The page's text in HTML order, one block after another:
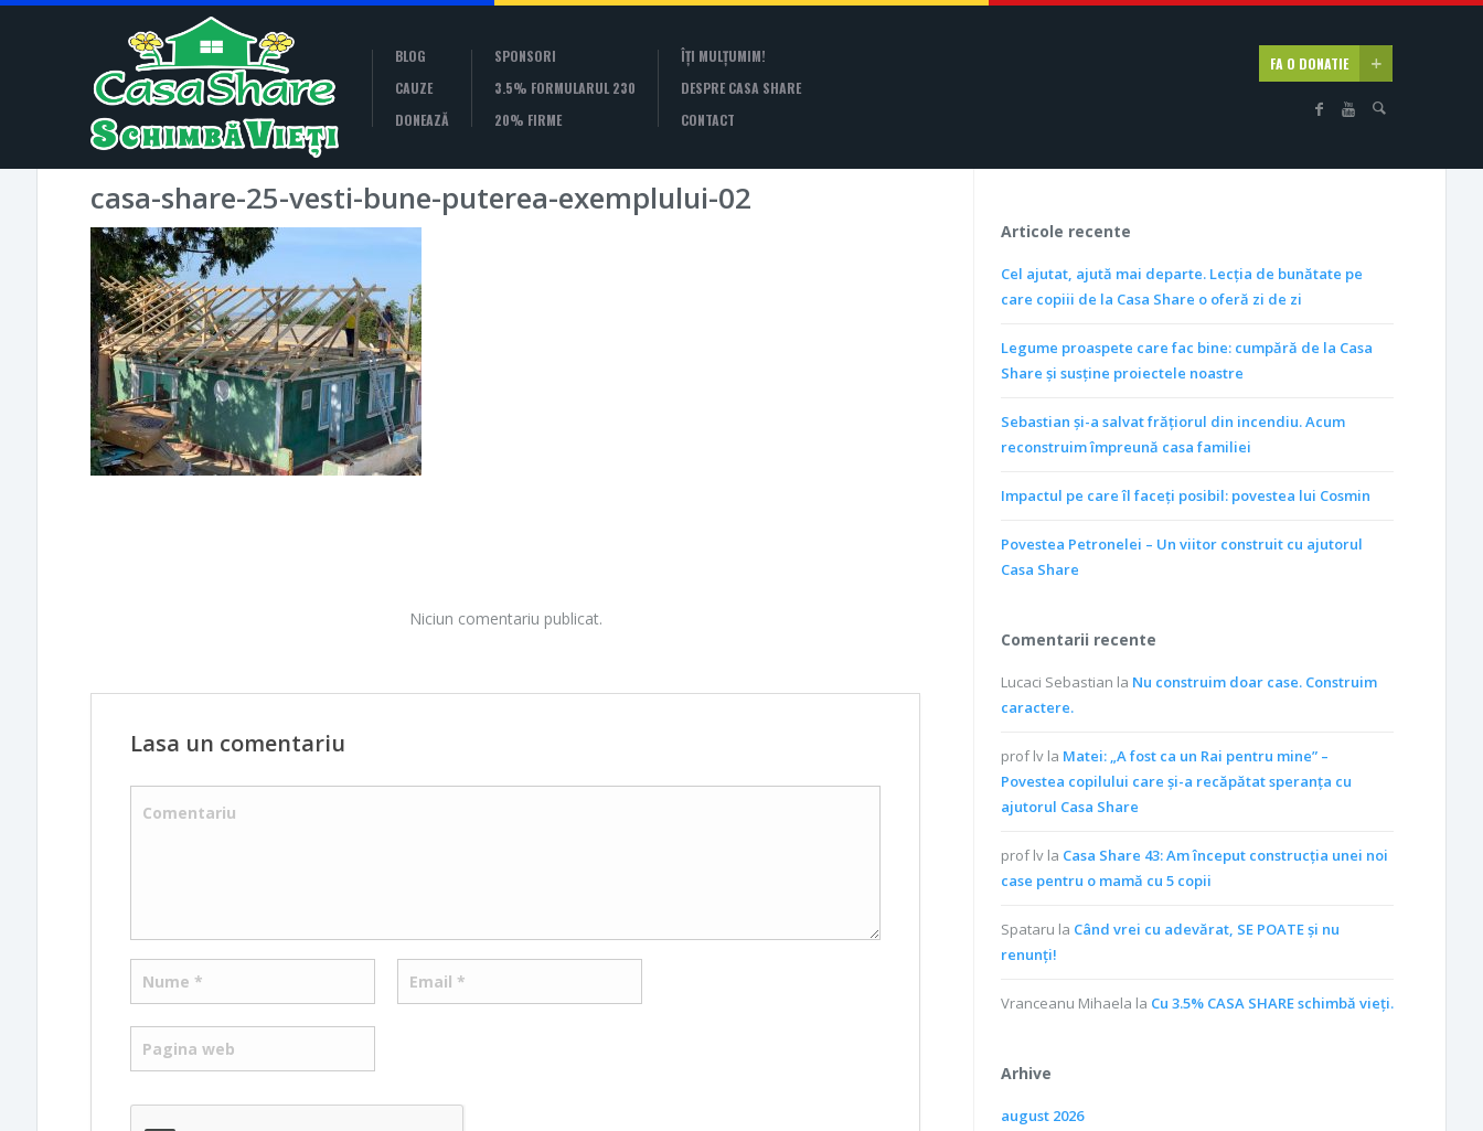
BLOG
CAUZE
DONEAZĂ
SPONSORI
3.5% FORMULARUL 230
20% FIRME
ÎȚI MULȚUMIM!
DESPRE CASA SHARE
CONTACT
FA O DONATIE
casa-share-25-vesti-bune-puterea-exemplului-02
Niciun comentariu publicat.
Lasa un comentariu
Articole recente
Cel ajutat, ajută mai departe. Lecția de bunătate pe
care copiii de la Casa Share o oferă zi de zi
Legume proaspete care fac bine: cumpără de la Casa
Share și susține proiectele noastre
Sebastian și-a salvat frățiorul din incendiu. Acum
reconstruim împreună casa familiei
Impactul pe care îl faceți posibil: povestea lui Cosmin
Povestea Petronelei – Un viitor construit cu ajutorul
Casa Share
Comentarii recente
Lucaci Sebastian la Nu construim doar case. Construim
caractere.
prof lv la Matei: „A fost ca un Rai pentru mine” –
Povestea copilului care și-a recăpătat speranța cu
ajutorul Casa Share
prof lv la Casa Share 43: Am început construcția unei noi
case pentru o mamă cu 5 copii
Spataru la Când vrei cu adevărat, SE POATE și nu
renunți!
Vranceanu Mihaela la Cu 3.5% CASA SHARE schimbă vieţi.
Arhive
august 2026